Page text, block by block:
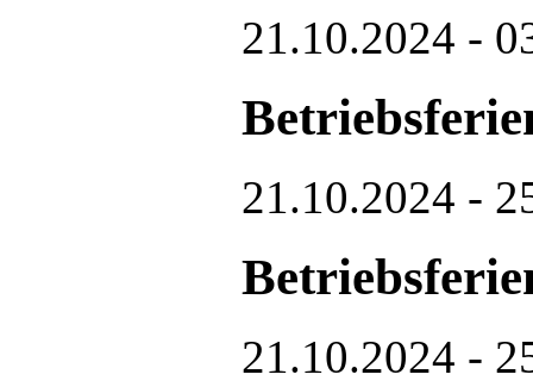
21.10.2024 -
21.10.2024 -
21.10.2024 -